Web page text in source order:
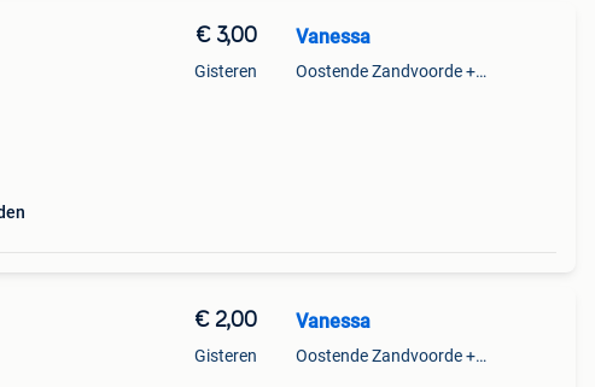
€ 3,00
Gisteren
Vanessa
Oostende Zandvoorde +Oostende
€ 2,00
Gisteren
Vanessa
Oostende Zandvoorde +Oostende